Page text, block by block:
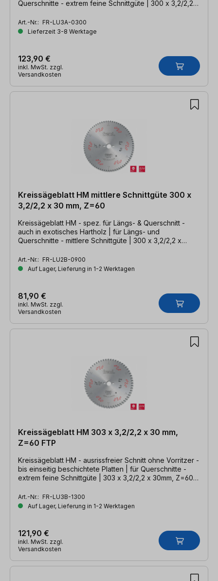
Querschnitte - extrem feine Schnittgüte | 300 x 3,2/2,2 x
Art.-Nr.: FR-LU3A-0300
Lieferzeit 3-8 Werktage
123,90 €
inkl. MwSt. zzgl.
Versandkosten
Kreissägeblatt HM mittlere Schnittgüte 300 x
3,2/2,2 x 30 mm, Z=60
Kreissägeblatt HM - spez. für Längs- & Querschnitt -
auch in exotisches Hartholz | für Längs- und
Querschnitte - mittlere Schnittgüte | 300 x 3,2/2,2 x
Art.-Nr.: FR-LU2B-0900
Auf Lager, Lieferung in 1-2 Werktagen
81,90 €
inkl. MwSt. zzgl.
Versandkosten
Kreissägeblatt HM 303 x 3,2/2,2 x 30 mm,
Z=60 FTP
Kreissägeblatt HM - ausrissfreier Schnitt ohne Vorritzer -
bis einseitig beschichtete Platten | für Querschnitte -
extrem feine Schnittgüte | 303 x 3,2/2,2 x 30mm, Z=60
Art.-Nr.: FR-LU3B-1300
Auf Lager, Lieferung in 1-2 Werktagen
121,90 €
inkl. MwSt. zzgl.
Versandkosten